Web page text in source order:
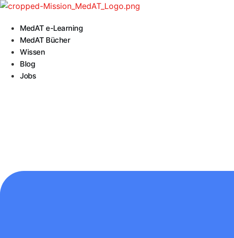
Zum
springenMedAT e-Learning
MedAT Bücher
Wissen
Blog
Jobs